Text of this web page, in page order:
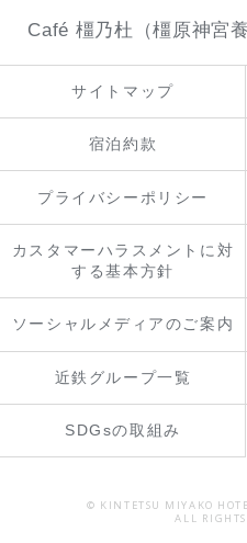
Café 橿乃杜（橿原神宮養
サイトマップ
宿泊約款
プライバシーポリシー
カスタマーハラスメントに対
する基本方針
ソーシャルメディアのご案内
近鉄グループ一覧
SDGsの取組み
© KINTETSU MIYAKO
ALL